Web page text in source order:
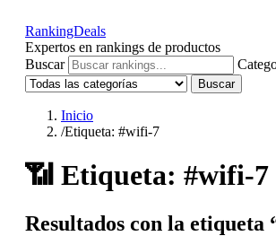
RankingDeals
Expertos en rankings de productos
Buscar
Buscar
Inicio
/Etiqueta: #wifi-7
📶 Etiqueta: #wifi-7
Resultados con la etiqueta